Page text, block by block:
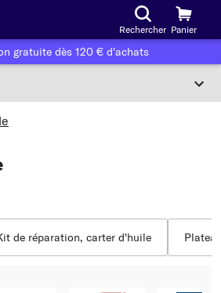
Rechercher Panier
gratuite dès 120 € d'achats
selon les critères suivants :
de réparation, carter d'huile